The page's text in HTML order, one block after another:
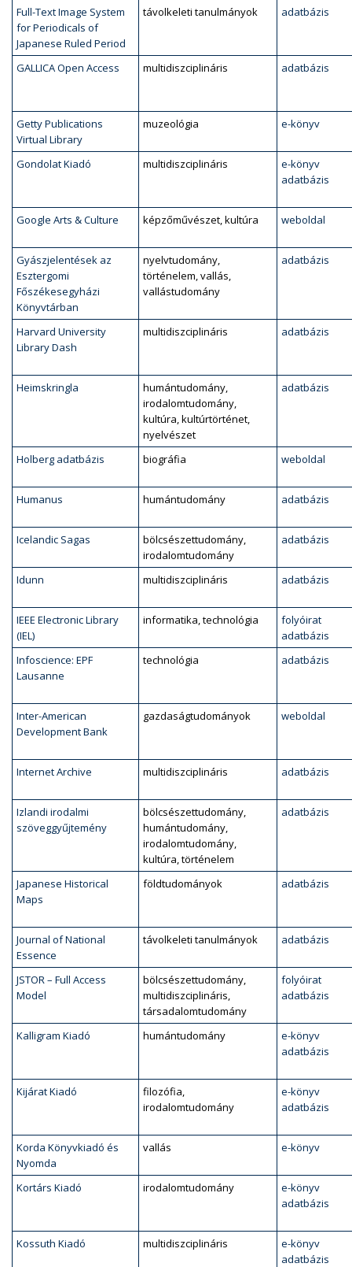
Full-Text Image System
for Periodicals of
Japanese Ruled Period
távolkeleti tanulmányok adatbázis
GALLICA Open Access multidiszciplináris adatbázis
Getty Publications
Virtual Library
muzeológia e-könyv
Gondolat Kiadó multidiszciplináris
e-könyv
adatbázis
Google Arts & Culture képzőművészet, kultúra weboldal
Gyászjelentések az
Esztergomi
Főszékesegyházi
Könyvtárban
nyelvtudomány,
történelem, vallás,
vallástudomány
adatbázis
Harvard University
Library Dash
multidiszciplináris adatbázis
Heimskringla
humántudomány,
irodalomtudomány,
kultúra, kultúrtörténet,
nyelvészet
adatbázis
Holberg adatbázis biográfia weboldal
Humanus humántudomány adatbázis
Icelandic Sagas
bölcsészettudomány,
irodalomtudomány
adatbázis
Idunn multidiszciplináris adatbázis
IEEE Electronic Library
(IEL)
informatika, technológia
folyóirat
adatbázis
Infoscience: EPF
Lausanne
technológia adatbázis
Inter-American
Development Bank
gazdaságtudományok weboldal
Internet Archive multidiszciplináris adatbázis
Izlandi irodalmi
szöveggyűjtemény
bölcsészettudomány,
humántudomány,
irodalomtudomány,
kultúra, történelem
adatbázis
Japanese Historical
Maps
földtudományok adatbázis
Journal of National
Essence
távolkeleti tanulmányok adatbázis
JSTOR – Full Access
Model
bölcsészettudomány,
multidiszciplináris,
társadalomtudomány
folyóirat
adatbázis
Kalligram Kiadó humántudomány
e-könyv
adatbázis
Kijárat Kiadó
filozófia,
irodalomtudomány
e-könyv
adatbázis
Korda Könyvkiadó és
Nyomda
vallás e-könyv
Kortárs Kiadó irodalomtudomány
e-könyv
adatbázis
Kossuth Kiadó multidiszciplináris
e-könyv
adatbázis